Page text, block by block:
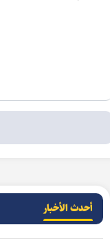
أحدث الأخبار